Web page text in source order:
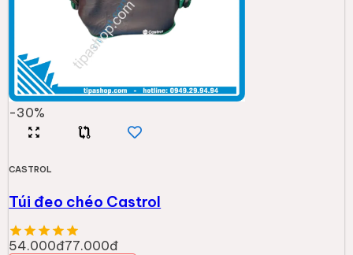
-30%
CASTROL
Túi đeo chéo Castrol
54.000đ77.000đ